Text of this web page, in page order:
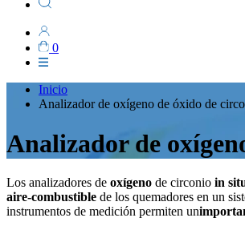
0
Inicio
Analizador de oxígeno de óxido de
Analizador de
Los analizadores de oxígeno de circonio in
aire-combustible de los quemadores en un
instrumentos de medición permiten un